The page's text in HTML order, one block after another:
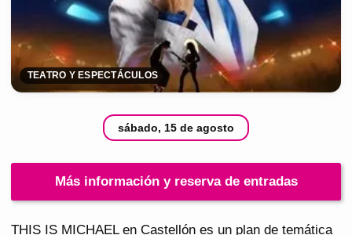
TEATRO Y ESPECTÁCULOS
sábado, 15 de agosto
Más información y reserva de entradas
THIS IS MICHAEL en Castellón es un plan de temática